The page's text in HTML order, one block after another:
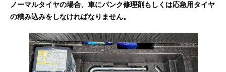
ノーマルタイヤの場合、車にパンク修理剤もしくは応急用タイヤ
の積み込みをしなければなりません。